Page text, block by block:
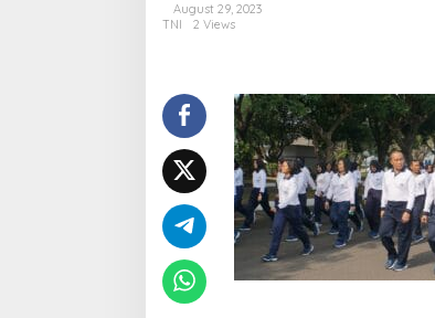
a
l
B
e
r
k
a
t
a
P
August 29, 2023
TNI
2 Views